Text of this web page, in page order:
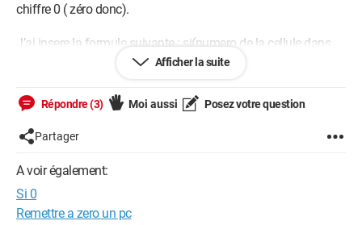
chiffre 0 ( zéro donc).
J’ai insere la formule suivante : si(numero de la cellule dans
laquelle est inscrit le 1er ombre de la colonne puis =
Ca ne fonctionne pas et quand la cellule est un zero j’ai un OK
au lieu du KO.
Voulez vous bien m’aider car je ne peux pas en envoyer mon
Super grand merci à bous
Afficher la suite
Répondre (3) Moi aussi Posez votre question
Partager
A voir également:
Si 0
Remettre a zero un pc